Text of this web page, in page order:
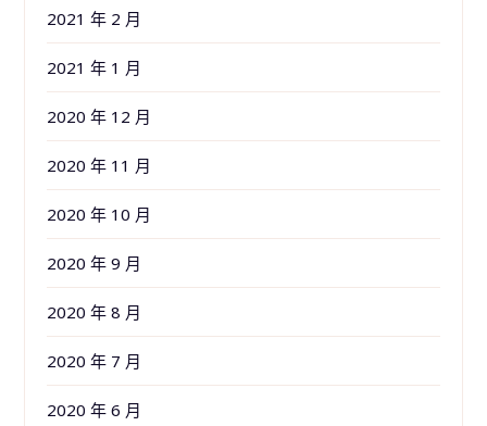
2021 年 2 月
2021 年 1 月
2020 年 12 月
2020 年 11 月
2020 年 10 月
2020 年 9 月
2020 年 8 月
2020 年 7 月
2020 年 6 月